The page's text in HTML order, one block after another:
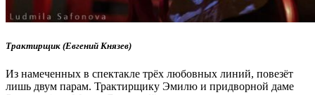
Трактирщик (Евгений Князев)
Из намеченных в спектакле трёх любовных линий, повезёт
лишь двум парам. Трактирщику Эмилю и придворной даме